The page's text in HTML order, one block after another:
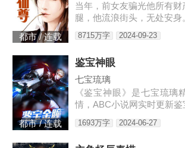
都市 / 连载
当年，前女友骗光他所有财
腿，他流浪街头，无处安
来，一人可挡千万敌！
8715万字 2024-09-23
都市 / 连载
鉴宝神眼
七宝琉璃
《鉴宝神眼》是七宝琉璃
情，ABC小说网实时更新鉴
论，并不代表ABC小说网赞
1693万字 2024-06-27